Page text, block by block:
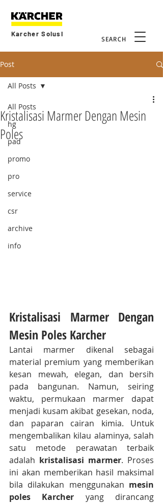
SEARCH
Karcher Solusi
Post
All Posts
hg
pad
promo
pro
service
csr
archive
info
All Posts
Kristalisasi Marmer Dengan Mesin
Poles
Kristalisasi Marmer Dengan
Mesin Poles Karcher
Lantai marmer dikenal sebagai
material premium yang memberikan
kesan mewah, elegan, dan bersih
pada bangunan. Namun, seiring
waktu, permukaan marmer dapat
menjadi kusam akibat gesekan, noda,
dan paparan cairan kimia. Untuk
mengembalikan kilau alaminya, salah
satu metode perawatan terbaik
adalah kristalisasi marmer. Proses
ini akan memberikan hasil maksimal
bila dilakukan menggunakan mesin
poles Karcher yang dirancang